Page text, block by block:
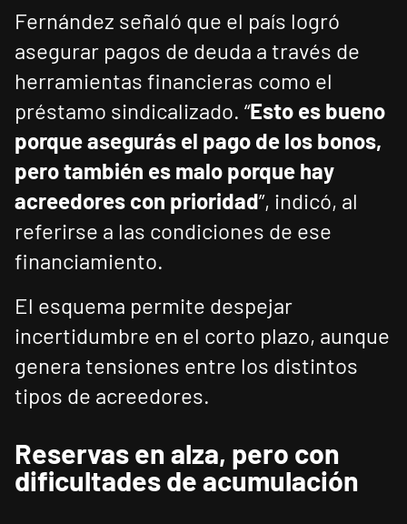
Fernández señaló que el país logró
asegurar pagos de deuda a través de
herramientas financieras como el
préstamo sindicalizado. “Esto es bueno
porque asegurás el pago de los bonos,
pero también es malo porque hay
acreedores con prioridad”, indicó, al
referirse a las condiciones de ese
financiamiento.
El esquema permite despejar
incertidumbre en el corto plazo, aunque
genera tensiones entre los distintos
tipos de acreedores.
Reservas en alza, pero con
dificultades de acumulación